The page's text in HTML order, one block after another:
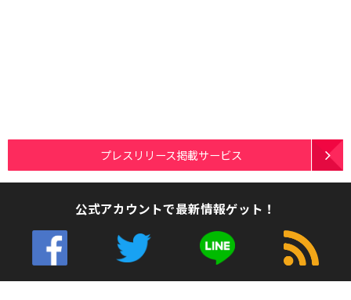
プレスリリース掲載サービス
公式アカウントで最新情報ゲット！